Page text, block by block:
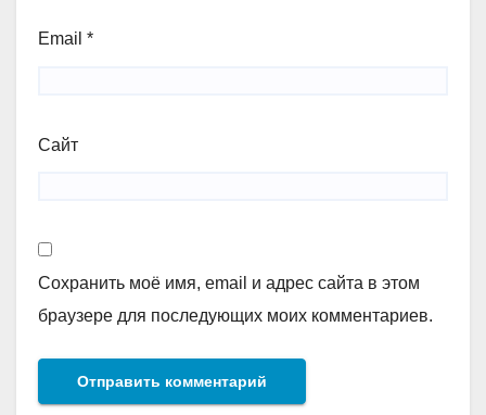
Email *
Сайт
Сохранить моё имя, email и адрес сайта в этом
браузере для последующих моих комментариев.